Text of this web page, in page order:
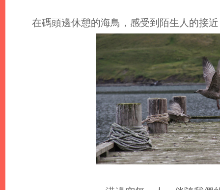
在碼頭邊休憩的海鳥，感受到陌生人的接